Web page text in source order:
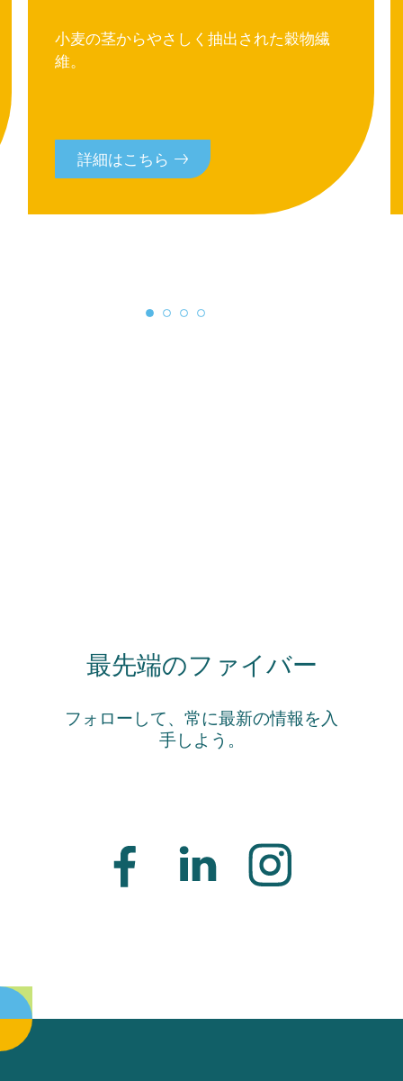
小麦の茎からやさしく抽出された穀物繊
維。
詳細はこちら
最先端のファイバー
フォローして、常に最新の情報を入
手しよう。